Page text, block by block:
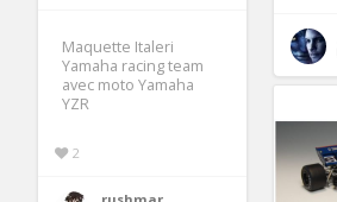
Maquette Italeri
Yamaha racing team
avec moto Yamaha
YZR
2